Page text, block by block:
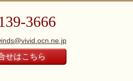
3666
せはこちら